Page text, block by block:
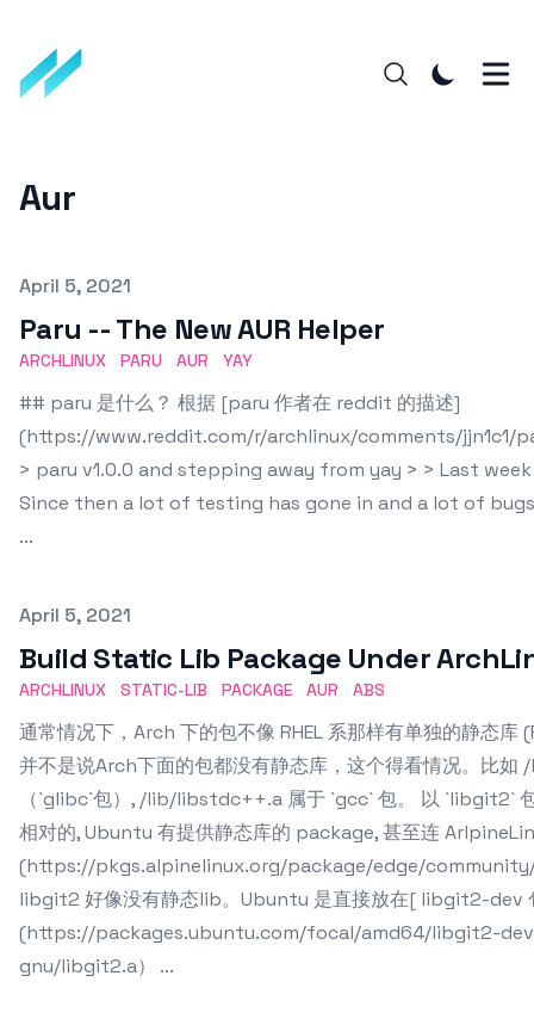
Aur
Published on
April 5, 2021
Paru -- The New AUR Helper
ARCHLINUX PARU AUR YAY
## paru 是什么？ 根据 [paru 作者在 reddit 的描述]
(https://www.reddit.com/r/archlinux/comments/jjn1c1/
> paru v1.0.0 and stepping away from yay > > Last
Since then a lot of testing has gone in and a lot of
...
Published on
April 5, 2021
Build Static Lib Package Under
ARCHLINUX STATIC-LIB PACKAGE AUR ABS
通常情况下，Arch 下的包不像 RHEL 系那样有单独的静态
并不是说Arch下面的包都没有静态库，这个得看情况。比
（`glibc`包）, /lib/libstdc++.a 属于 `gcc` 包。 以 `libgit2`
相对的, Ubuntu 有提供静态库的 package, 甚至连
(https://pkgs.alpinelinux.org/package/edge/
libgit2 好像没有静态lib。Ubuntu 是直接放在[ libgit2-dev
(https://packages.ubuntu.com/focal/amd64/libgit2-
gnu/libgit2.a） ...